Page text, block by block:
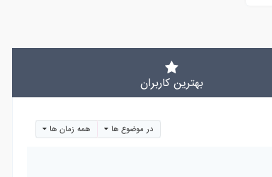
بهترین کاربران
در موضوع ها همه زمان ها